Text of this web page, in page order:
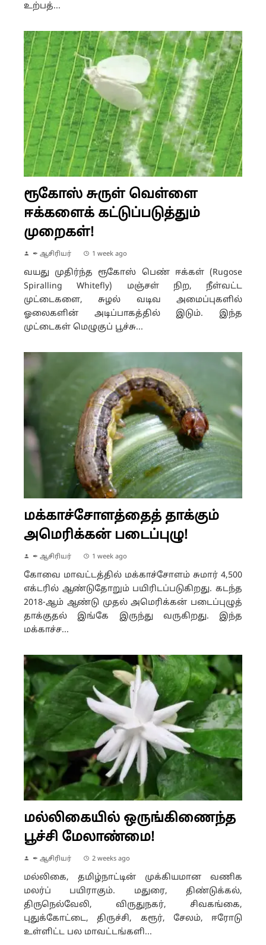
உற்பத்...
ரூகோஸ் சுருள் வெள்ளை
ஈக்களைக் கட்டுப்படுத்தும்
முறைகள்!
✒ ஆசிரியர் 1 week ago
வயது முதிர்ந்த ரூகோஸ் பெண் ஈக்கள் (Rugose
Spiralling Whitefly) மஞ்சள் நிற, நீள்வட்ட
முட்டைகளை, சுழல் வடிவ அமைப்புகளில்
ஓலைகளின் அடிப்பாகத்தில் இடும். இந்த
முட்டைகள் மெழுகுப் பூச்சு...
மக்காச்சோளத்தைத் தாக்கும்
அமெரிக்கன் படைப்புழு!
✒ ஆசிரியர் 1 week ago
கோவை மாவட்டத்தில் மக்காச்சோளம் சுமார் 4,500
எக்டரில் ஆண்டுதோறும் பயிரிடப்படுகிறது. கடந்த
2018-ஆம் ஆண்டு முதல் அமெரிக்கன் படைப்புழுத்
தாக்குதல் இங்கே இருந்து வருகிறது. இந்த
மக்காச்ச...
மல்லிகையில் ஒருங்கிணைந்த
பூச்சி மேலாண்மை!
✒ ஆசிரியர் 2 weeks ago
மல்லிகை, தமிழ்நாட்டின் முக்கியமான வணிக
மலர்ப் பயிராகும். மதுரை, திண்டுக்கல்,
திருநெல்வேலி, விருதுநகர், சிவகங்கை,
புதுக்கோட்டை, திருச்சி, கரூர், சேலம், ஈரோடு
உள்ளிட்ட பல மாவட்டங்களி...